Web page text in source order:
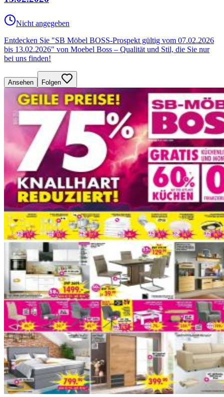
Nicht angegeben
Entdecken Sie "SB Möbel BOSS-Prospekt gültig vom 07.02.2026
bis 13.02.2026" von Moebel Boss – Qualität und Stil, die Sie nur
bei uns finden!
Ansehen Folgen